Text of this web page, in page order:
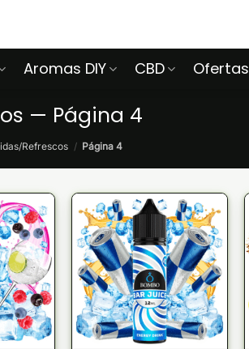
Aromas DIY CBD Ofertas
— Página 4
Refrescos / Página 4